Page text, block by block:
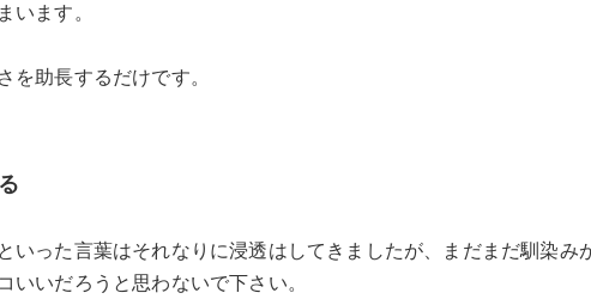
います。
を助長するだけです。
いった言葉はそれなりに浸透はしてきましたが、まだまだ馴染み
いいだろうと思わないで下さい。